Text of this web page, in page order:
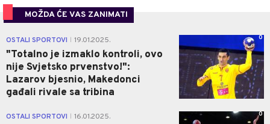
MOŽDA ĆE VAS ZANIMATI
OSTALI SPORTOVI 19.01.2025.
"Totalno je izmaklo kontroli, ovo
nije Svjetsko prvenstvo!":
Lazarov bjesnio, Makedonci
gađali rivale sa tribina
0
OSTALI SPORTOVI 16.01.2025. 0